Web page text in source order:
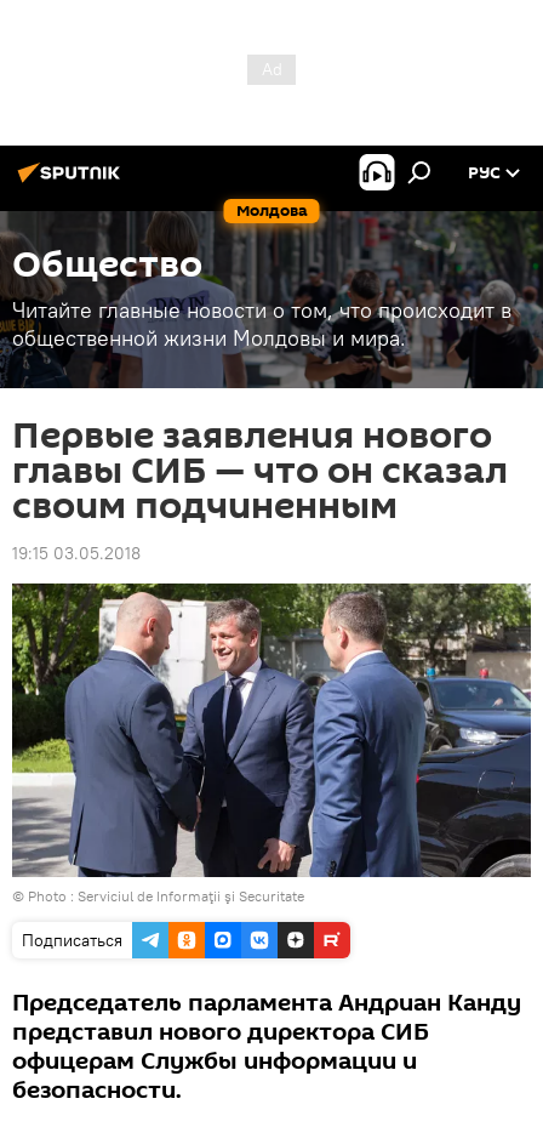
Молдова
РУС
Общество
Читайте главные новости о том, что происходит в
общественной жизни Молдовы и мира.
Первые заявления нового
главы СИБ — что он сказал
своим подчиненным
19:15 03.05.2018
© Photo : Serviciul de Informaţii şi Securitate
Подписаться
Председатель парламента Андриан Канду
представил нового директора СИБ
офицерам Службы информации и
безопасности.